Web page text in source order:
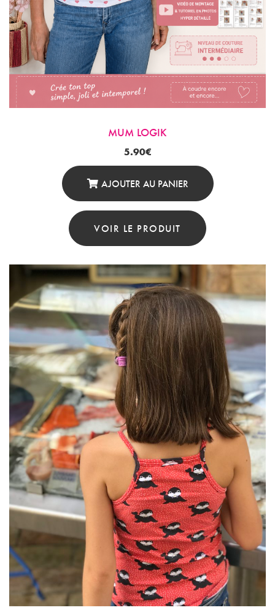
MUM LOGIK
5.90€
AJOUTER AU PANIER
VOIR LE PRODUIT